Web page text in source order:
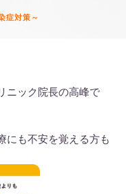
症対策～
ニック院長の高峰で
にも不安を覚える方も